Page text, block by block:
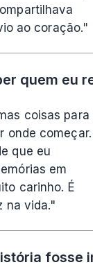
ao coração."
quem eu
coisas para
onde começar.
que eu
em
carinho. É
na vida."
fosse